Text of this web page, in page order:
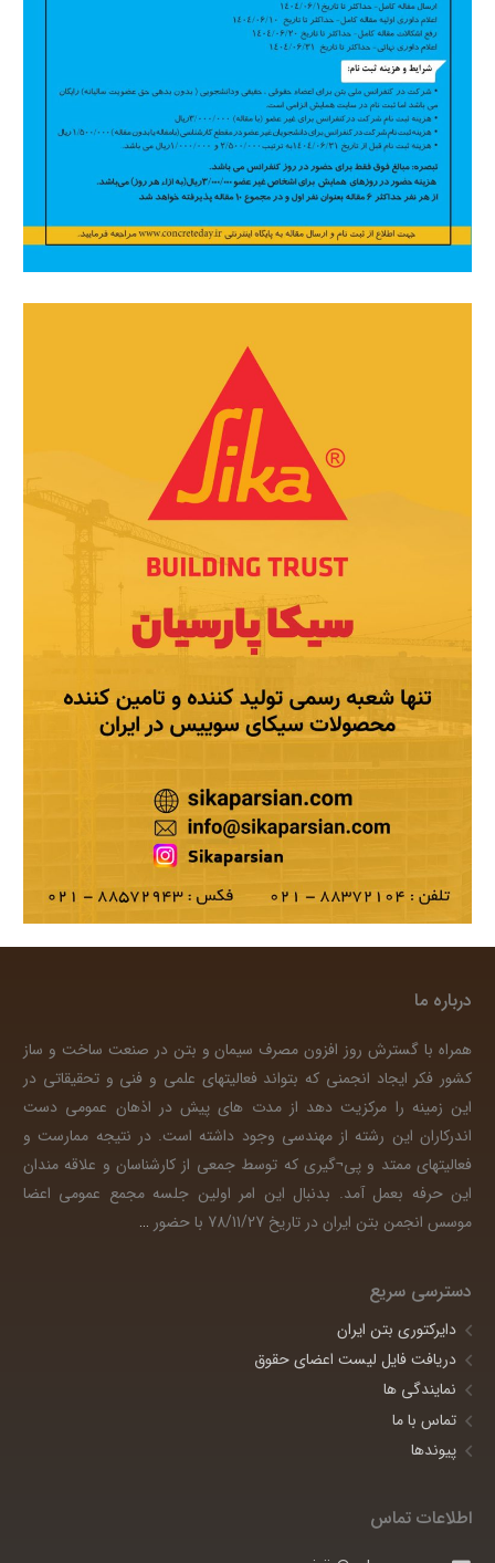
درباره ما
همراه با گسترش روز افزون مصرف سیمان و بتن در صنعت ساخت و ساز
کشور فکر ایجاد انجمنی که بتواند فعالیتهای علمی و فنی و تحقیقاتی در
این زمینه را مرکزیت دهد از مدت های پیش در اذهان عمومی دست
اندرکاران این رشته از مهندسی وجود داشته است. در نتیجه ممارست و
فعالیتهای ممتد و پی¬گیری که توسط جمعی از کارشناسان و علاقه مندان
این حرفه بعمل آمد. بدنبال این امر اولین جلسه مجمع عمومی اعضا
موسس انجمن بتن ایران در تاریخ 78/11/27 با حضور
…
دسترسی سریع
دایرکتوری بتن ایران
دریافت فایل لیست اعضای حقوق
نمایندگی ها
تماس با ما
پیوندها
اطلاعات تماس